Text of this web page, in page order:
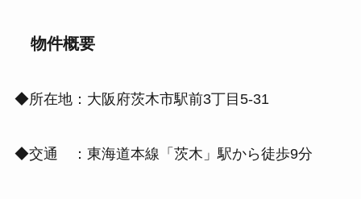
物件概要
◆所在地：大阪府茨木市駅前3丁目5-31
◆交通 ：東海道本線「茨木」駅から徒歩9分